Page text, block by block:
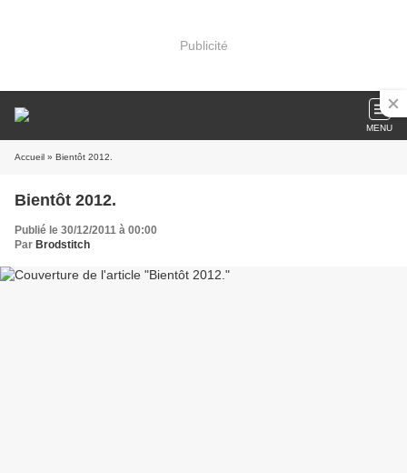
Publicité
MENU
Accueil » Bientôt 2012.
Bientôt 2012.
Publié le 30/12/2011 à 00:00
Par Brodstitch